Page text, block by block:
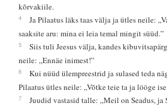
kõrvakiile.
4
Ja Pilaatus läks taas välja ja ütles neile:
saaksite aru: mina ei leia temal mingit süüd.”
5
Siis tuli Jeesus välja, kandes
neile: „Ennäe inimest!”
6
Kui nüüd ülempreestrid ja sulased teda
Pilaatus ütles neile: „Võtke teie ta ja lööge
7
Juudid vastasid talle: „Meil on Seadus, ja